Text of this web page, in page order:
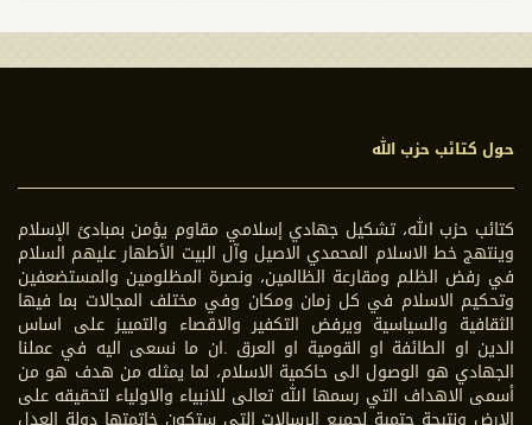
حول كتائب حزب الله
كتائب حزب الله، تشكيل جهادي إسلامي مقاوم يؤمن بمبادئ الإسلام
وينتهج خط الاسلام المحمدي الاصيل وآل البيت الأطهار عليهم السلام
في رفض الظلم ومقارعة الظالمين، ونصرة المظلومين والمستضعفين
وتحكيم الاسلام في كل زمان ومكان وفي مختلف المجالات بما فيها
الثقافية والسياسية ويرفض التكفير والاقصاء والتمييز على اساس
الدين او الطائفة او القومية او العرق .ان ما نسعى اليه في عملنا
الجهادي هو الوصول الى حاكمية الاسلام، لما يمثله من هدف هو من
أسمى الاهداف التي رسمها الله تعالى للانبياء والاولياء لتحقيقه على